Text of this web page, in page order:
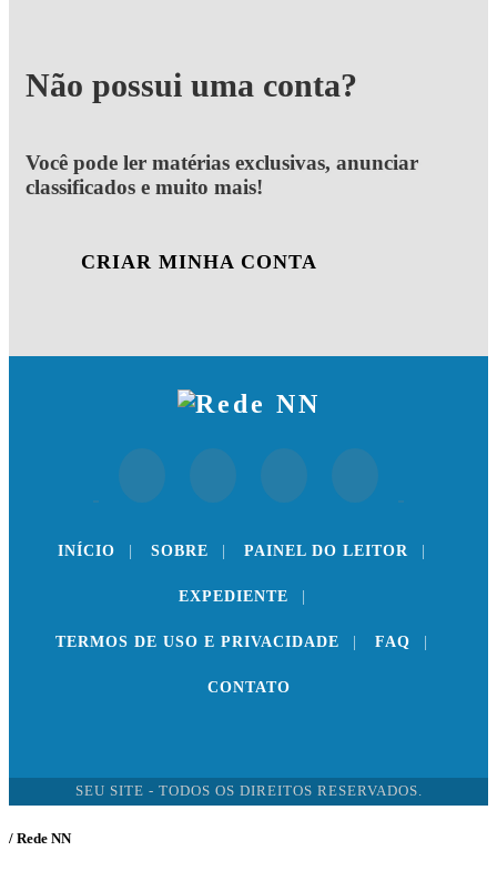
Não possui uma conta?
Você pode ler matérias exclusivas, anunciar
classificados e muito mais!
CRIAR MINHA CONTA
INÍCIO SOBRE PAINEL DO LEITOR
EXPEDIENTE
TERMOS DE USO E PRIVACIDADE FAQ
CONTATO
SEU SITE - TODOS OS DIREITOS RESERVADOS.
/ Rede NN